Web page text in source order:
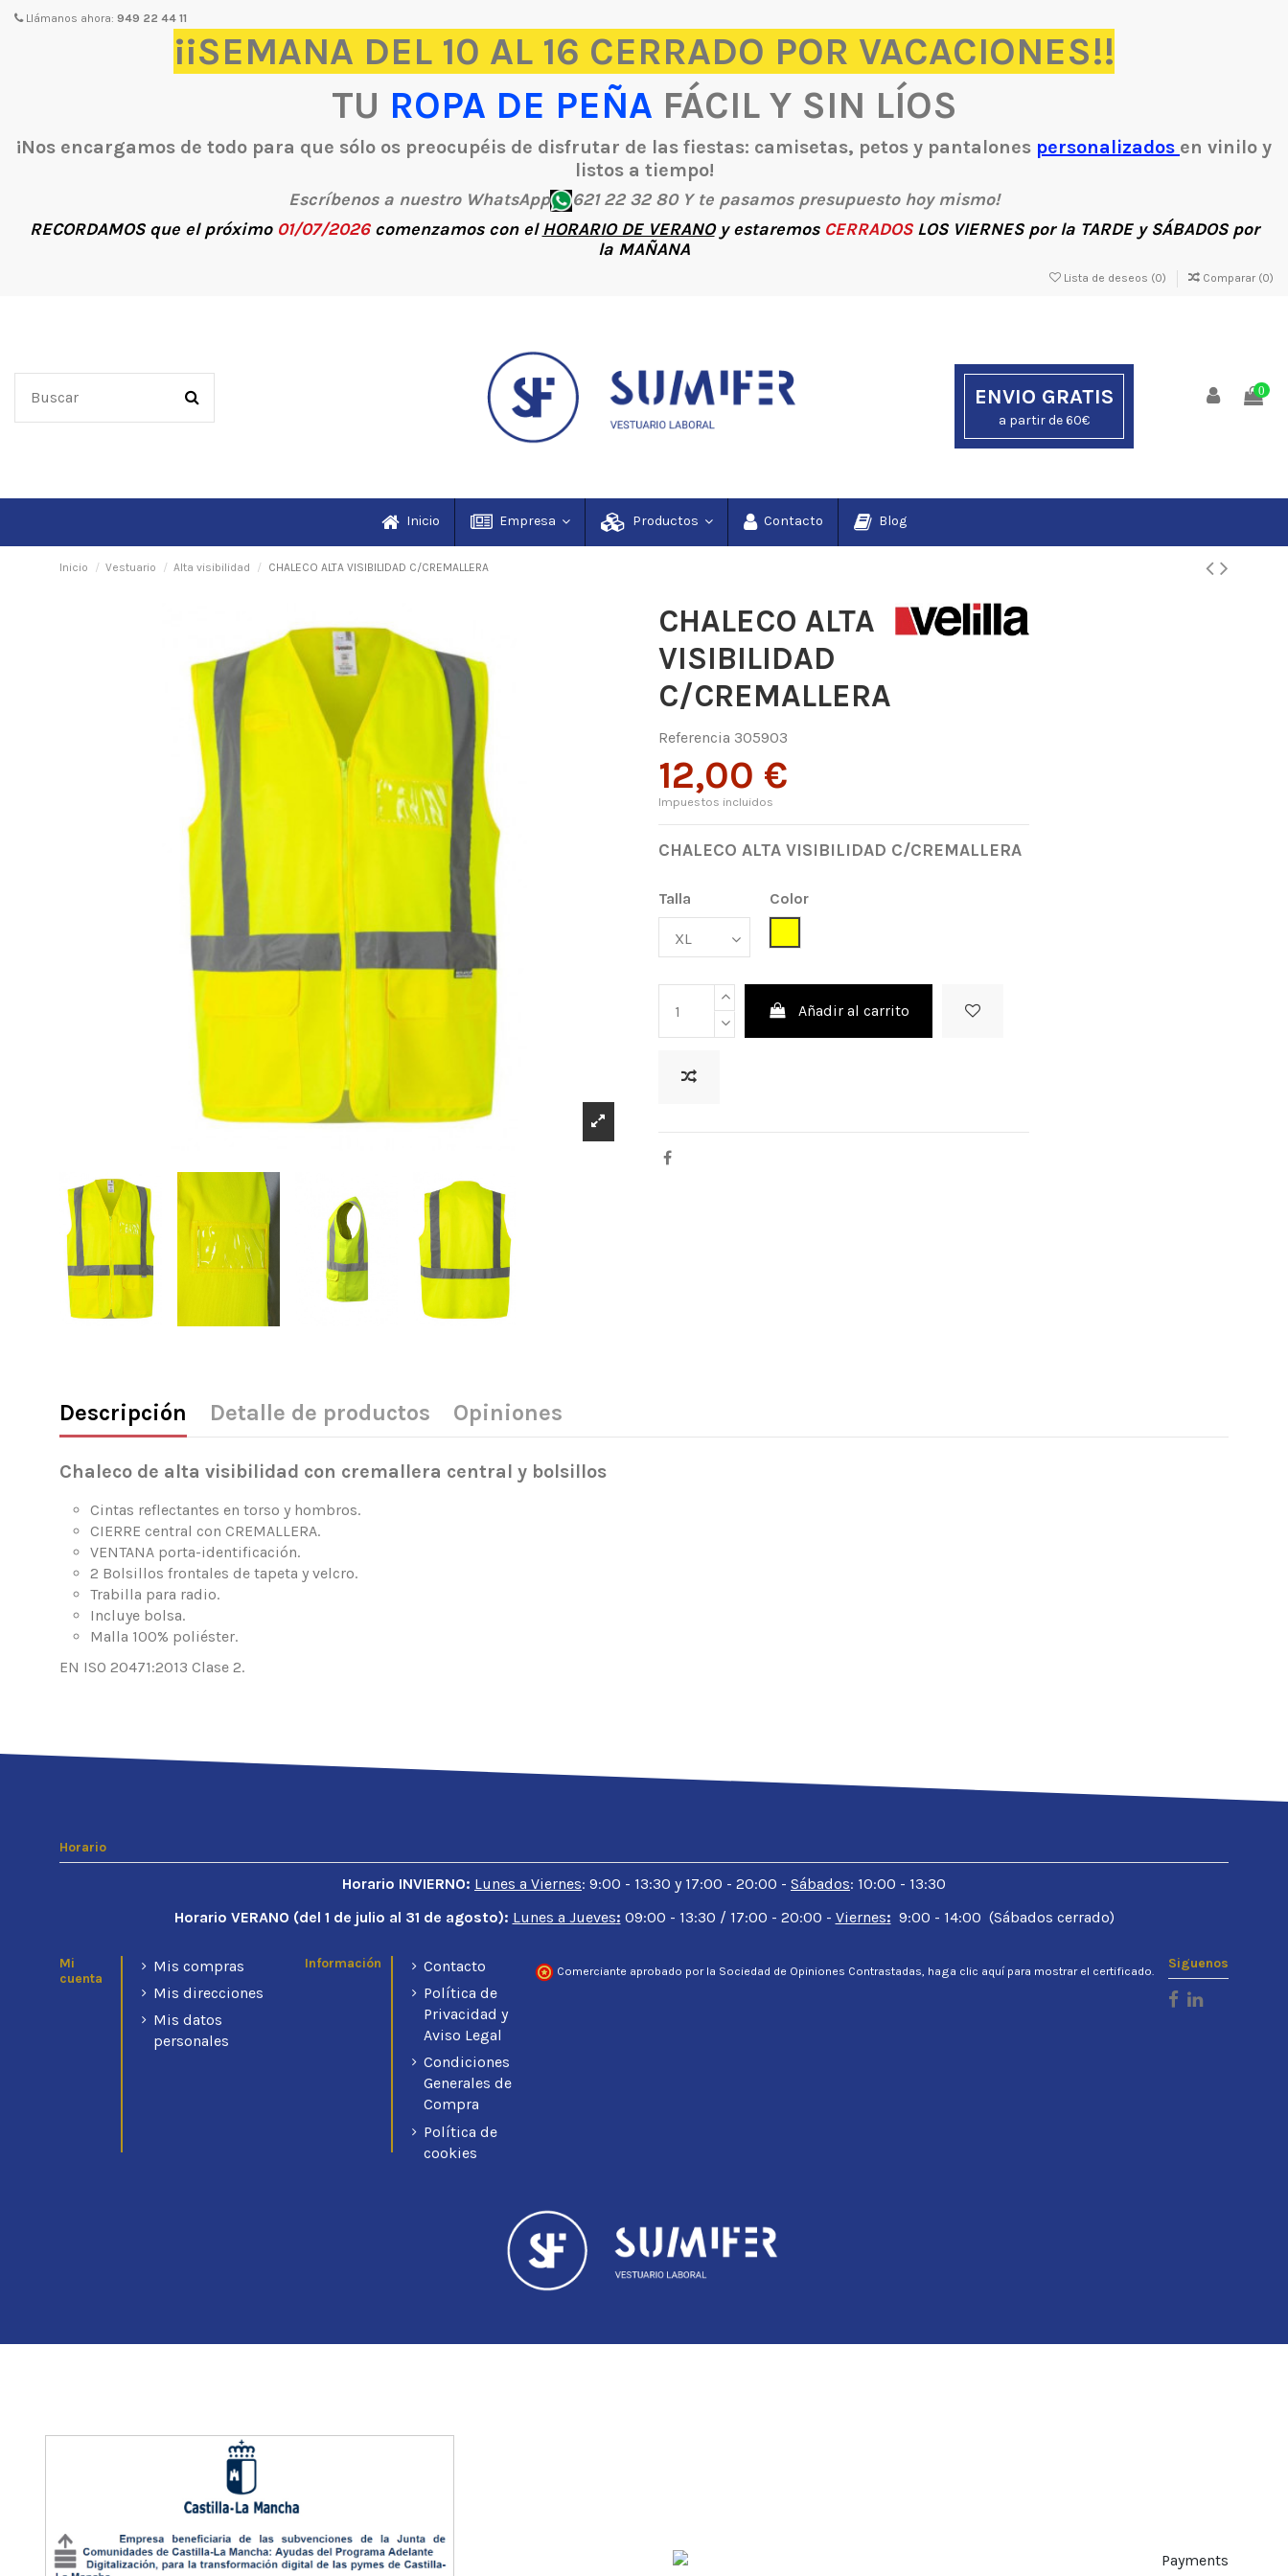
Llámanos ahora: 949 22 44 11
¡¡SEMANA DEL 10 AL 16 CERRADO POR VACACIONES!!
TU ROPA DE PEÑA FÁCIL Y SIN LÍOS
¡Nos encargamos de todo para que sólo os preocupéis de disfrutar de las fiestas: camisetas, petos y pantalones personalizados en vinilo y
listos a tiempo!
Escríbenos a nuestro WhatsApp
621 22 32 80 Y te pasamos presupuesto hoy mismo!
RECORDAMOSque el próximo 01/07/2026comenzamos con elHORARIO DE VERANOy estaremos CERRADOS LOS VIERNESpor la TARDEy SÁBADOSpor
la MAÑANA
Lista de deseos (0) Comparar (0)
ENVIO GRATIS
a partir de 60€
0
Inicio Empresa Productos Contacto Blog
Inicio Vestuario Alta visibilidad CHALECO ALTA VISIBILIDAD C/CREMALLERA
CHALECO ALTA
VISIBILIDAD
C/CREMALLERA
Referencia 305903
12,00 €
Impuestos incluidos
CHALECO ALTA VISIBILIDAD C/CREMALLERA
Talla
Color
Añadir al carrito
Descripción Detalle de productos Opiniones
Chaleco de alta visibilidad con cremallera central y bolsillos
Cintas reflectantes en torso y hombros.
CIERRE central con CREMALLERA.
VENTANA porta-identificación.
2 Bolsillos frontales de tapeta y velcro.
Trabilla para radio.
Incluye bolsa.
Malla 100% poliéster.
EN ISO 20471:2013 Clase 2.
EN ISO 20471:2013
Horario
Horario INVIERNO: Lunes a Viernes: 9:00 - 13:30 y 17:00 - 20:00 - Sábados: 10:00 - 13:30
Horario VERANO (del 1 de julio al 31 de agosto): Lunes a Jueves: 09:00 - 13:30 / 17:00 - 20:00 - Viernes: 9:00 - 14:00 (Sábados cerrado)
Mi
cuenta
Mis compras
Mis direcciones
Mis datos
personales
Información
Contacto
Política de
Privacidad y
Aviso Legal
Condiciones
Generales de
Compra
Política de
cookies
Comerciante aprobado por la Sociedad de Opiniones Contrastadas, haga clic aquí para mostrar el certificado Siguenos